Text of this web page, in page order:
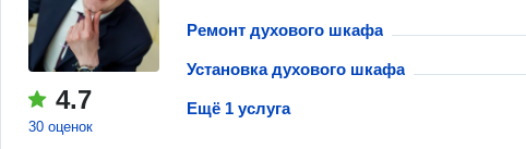
4.7
30 оценок
Ремонт духового шкафа
Установка духового шкафа
Ещё 1 услуга